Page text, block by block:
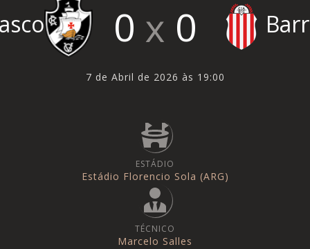
0 0
7 de Abril de 2026 às 19:00
ESTÁDIO
Estádio Florencio Sola (ARG)
TÉCNICO
Marcelo Salles